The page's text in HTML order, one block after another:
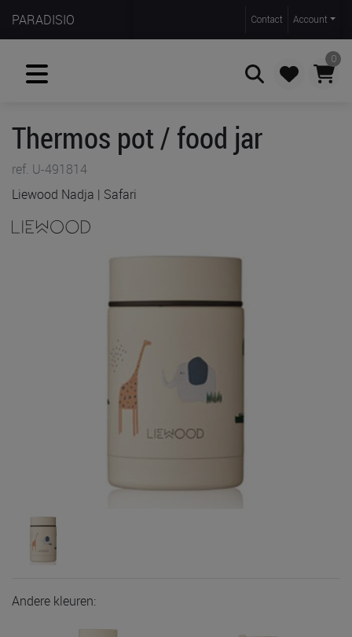
PARADISIO Contact Account
0
Zoeken
Thermos pot / food jar
ref. U-491814
Liewood Nadja | Safari
Andere kleuren: